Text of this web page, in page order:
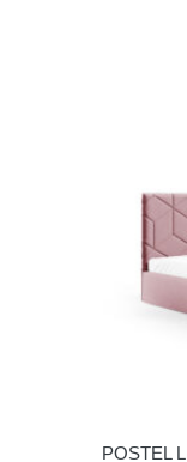
POSTEL